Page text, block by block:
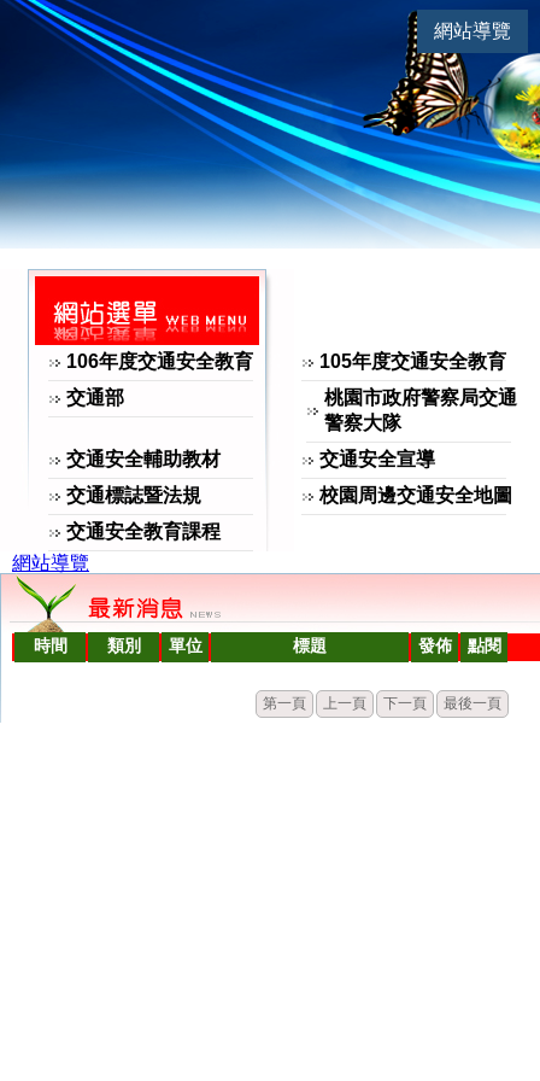
網站導覽
交通安全 | 105年度交通安全教
網站選單106年度交通安全教育
105年度交通安全教育
交通部
桃園市政府警察局交通
警察大隊
交通安全輔助教材
交通安全宣導
交通標誌暨法規
校園周邊交通安全地圖
交通安全教育課程
網站導覽
時間 類別 單位 標題 發佈 點閱
第一頁 上一頁 下一頁 最後一頁